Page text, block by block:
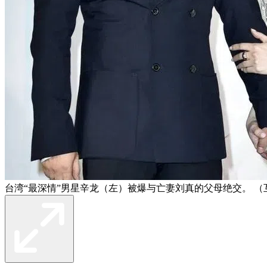
台湾“最深情”男星辛龙（左）被爆与亡妻刘真的父母绝交。 （